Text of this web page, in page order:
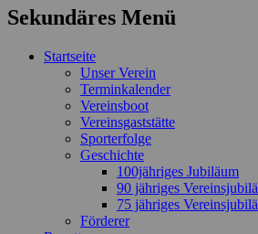
Sekundäres Menü
Zum
Startseite
Unser Verein
Terminkalender
Vereinsboot
Vereinsgaststätte
Sporterfolge
Geschichte
100jähriges Jubiläum
90 jähriges
75 jähriges
Förderer